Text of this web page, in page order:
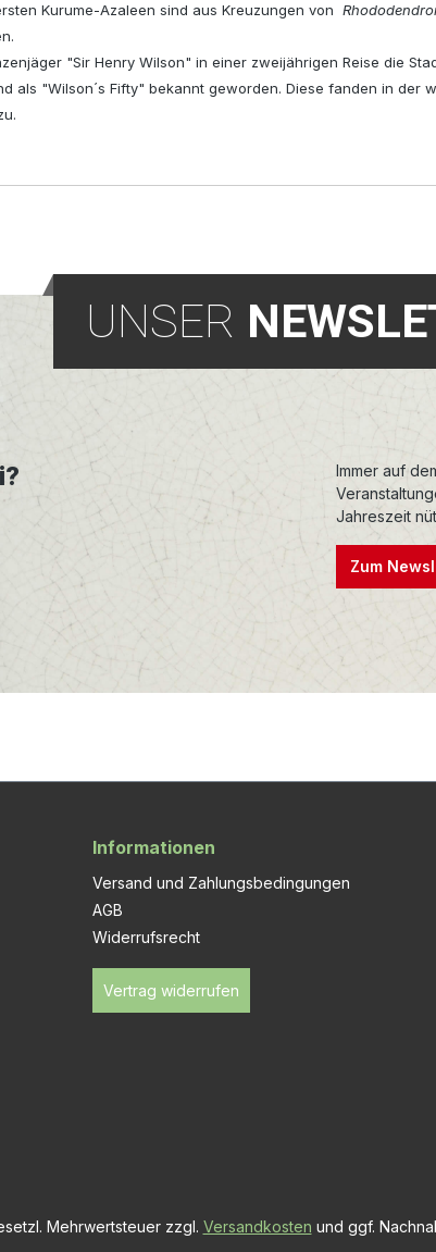
Kurume-Azaleen sind aus Kreuzungen von
"Sir Henry Wilson" in einer zweijährigen Reise die
als "Wilson´s Fifty" bekannt geworden. Diese fanden in
UNSER
Immer auf
Jahreszeit
Zum
Informationen
Versand und Zahlungsbedingungen
AGB
Widerrufsrecht
Vertrag widerrufen
Mehrwertsteuer zzgl. Versandkosten und ggf.